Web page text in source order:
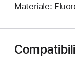
Materiale: